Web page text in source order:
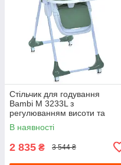
Стільчик для годування
Bambi M 3233L з
регулюванням висоти та
нахилу спинки Зелений
В наявності
2 835 ₴ 3 544 ₴